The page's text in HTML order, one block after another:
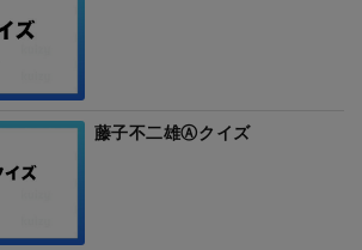
藤子不二雄Ⓐクイズ